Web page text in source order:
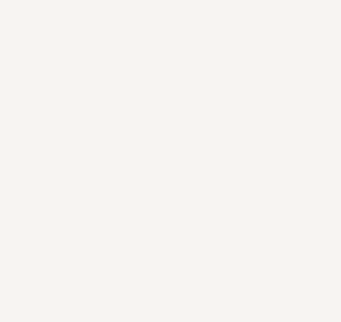
し
ャオ
た。
忘れ
かっ
。 あ
市内